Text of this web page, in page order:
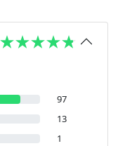
97
13
1